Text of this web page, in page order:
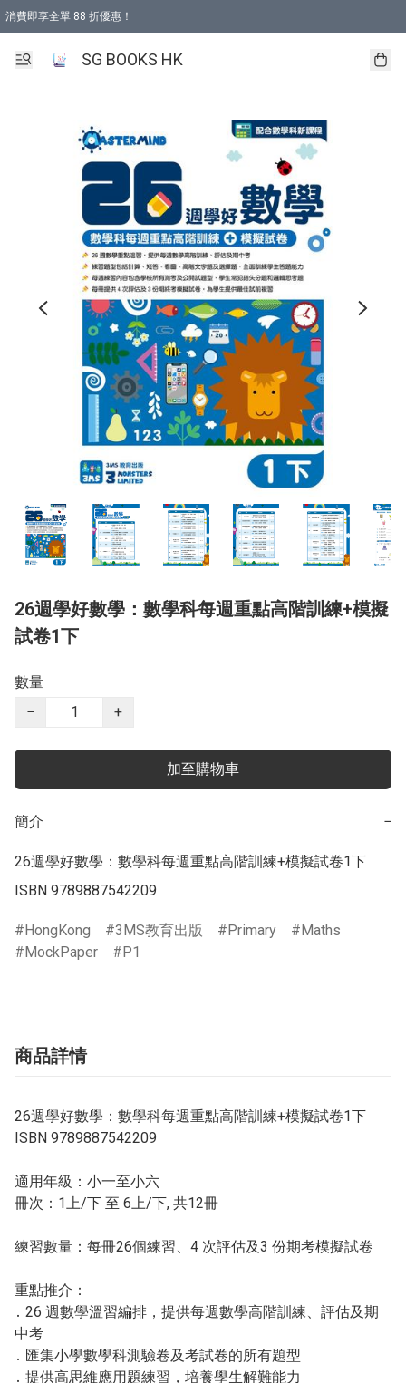
消費即享全單 88 折優惠！
SG BOOKS HK
26週學好數學：數學科每週重點高階訓練+模擬
試卷1下
數量
−
+
加至購物車
簡介 −
26週學好數學：數學科每週重點高階訓練+模擬試卷1下
ISBN 9789887542209
HongKong 3MS教育出版 Primary
Maths
MockPaper
P1
商品詳情
26週學好數學：數學科每週重點高階訓練+模擬試卷1下
ISBN 9789887542209
適用年級：小一至小六
冊次：1上/下 至 6上/下, 共12冊
練習數量：每冊26個練習、4 次評估及3 份期考模擬試卷
重點推介：
․ 26 週數學溫習編排，提供每週數學高階訓練、評估及期
中考
․ 匯集小學數學科測驗卷及考試卷的所有題型
․ 提供高思維應用題練習，培養學生解難能力